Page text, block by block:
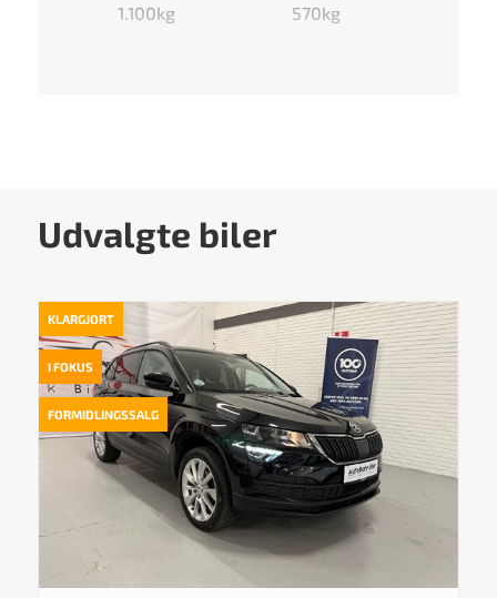
1.100kg 570kg
Udvalgte biler
KLARGJORT
I FOKUS
FORMIDLINGSSALG